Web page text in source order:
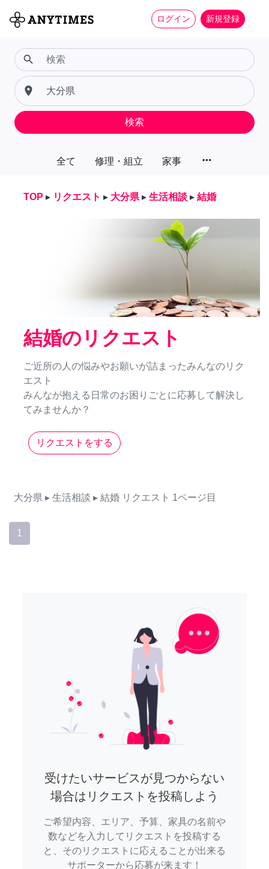
ログイン 新規登録
全て 修理・組立 家事 more_horiz
search
place
検索
TOP ▸ リクエスト ▸ 大分県 ▸ 生活相談 ▸ 結婚
結婚のリクエスト
ご近所の人の悩みやお願いが詰まったみんなのリク
エスト
みんなが抱える日常のお困りごとに応募して解決し
てみませんか？
リクエストをする
大分県 ▸ 生活相談 ▸ 結婚 リクエスト 1ページ目
1
受けたいサービスが見つからない
場合はリクエストを投稿しよう
ご希望内容、エリア、予算、家具の名前や
数などを入力してリクエストを投稿する
と、そのリクエストに応えることが出来る
サポーターから応募が来ます！